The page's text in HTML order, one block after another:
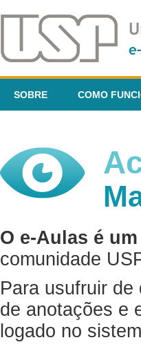
SOBRE COMO
O e-Aulas é
comunidade
Para usufruir
de anotações e
logado no